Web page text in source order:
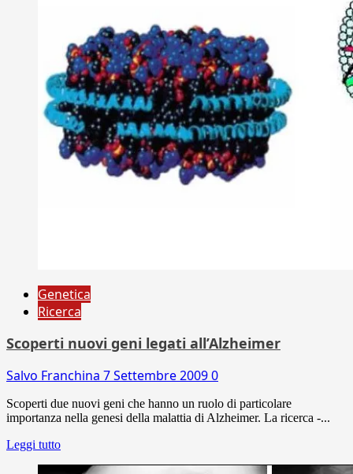
Genetica
Ricerca
Scoperti nuovi geni legati all’Alzheimer
Salvo Franchina 7 Settembre 20090
Scoperti due nuovi geni che hanno un ruolo di particolare
importanza nella genesi della malattia di Alzheimer. La ricerca -...
Leggi tutto